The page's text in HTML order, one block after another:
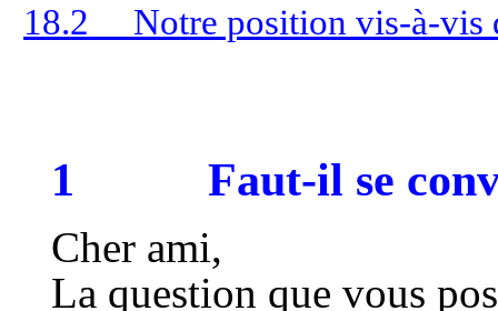
18.2
Notre position vis-à-vis
1 Faut-il se
Cher ami,
La question que vous